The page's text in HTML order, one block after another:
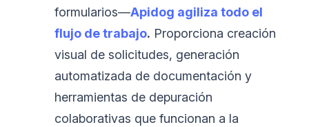
formularios—Apidog agiliza todo el
flujo de trabajo. Proporciona creación
visual de solicitudes, generación
automatizada de documentación y
herramientas de depuración
colaborativas que funcionan a la